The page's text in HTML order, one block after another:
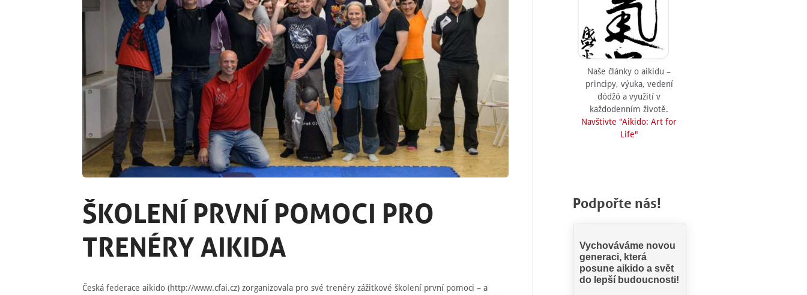
ŠKOLENÍ PRVNÍ POMOCI PRO
TRENÉRY AIKIDA
Česká federace aikido (http://www.cfai.cz) zorganizovala pro své trenéry zážitkové školení první pomoci – a
Naše články o aikidu –
principy, výuka, vedení
dódžó a využití v
každodenním životě.
Navštivte "Aikido: Art for
Life"
Podpořte nás!